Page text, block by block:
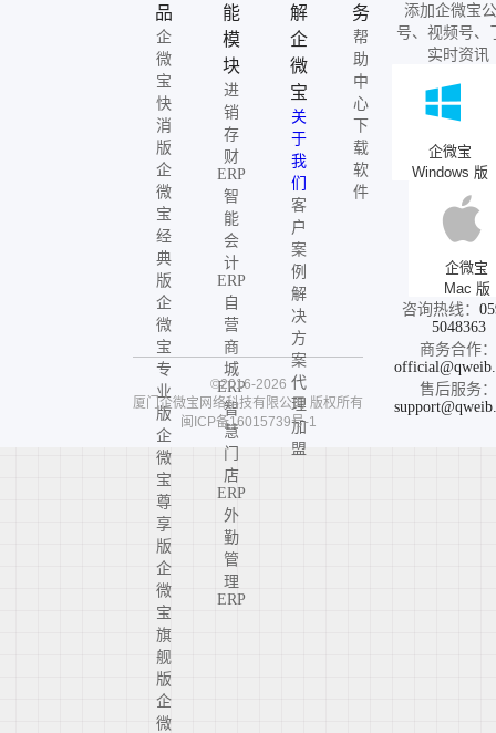
品
企
微
宝
快
消
版
企
微
宝
经
典
版
企
微
宝
专
业
版
企
微
宝
尊
享
版
企
微
宝
旗
舰
版
企
微
能
模
块
进
销
存
财
ERP
智
能
会
计
ERP
自
营
商
城
ERP
智
慧
门
店
ERP
外
勤
管
理
ERP
解
企
微
宝
关
于
我
们
客
户
案
例
解
决
方
案
代
理
加
盟
务
帮
助
中
心
下
载
软
件
添加企微宝
号、视频号、
实时资讯
企微宝
Windows 版
企微宝
Mac 版
咨询热线：
5048363
商务合作：
售后服务：
©2016-2026
厦门企微宝网络科技有限公司 版权所有
闽ICP备16015739号-1